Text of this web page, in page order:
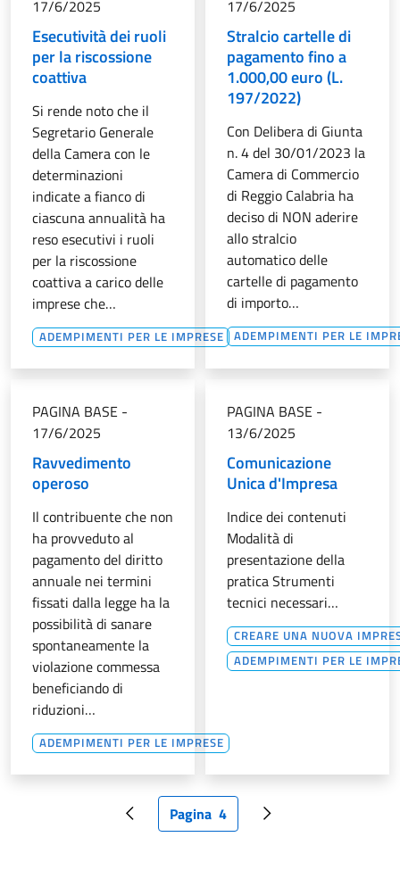
17/6/2025
Esecutività dei ruoli
per la riscossione
coattiva
Si rende noto che il
Segretario Generale
della Camera con le
determinazioni
indicate a fianco di
ciascuna annualità ha
reso esecutivi i ruoli
per la riscossione
coattiva a carico delle
imprese che…
ADEMPIMENTI PER LE IMPRESE
17/6/2025
Stralcio cartelle di
pagamento fino a
1.000,00 euro (L.
197/2022)
Con Delibera di Giunta
n. 4 del 30/01/2023 la
Camera di Commercio
di Reggio Calabria ha
deciso di NON aderire
allo stralcio
automatico delle
cartelle di pagamento
di importo…
ADEMPIMENTI PER LE
PAGINA BASE -
17/6/2025
Ravvedimento
operoso
Il contribuente che non
ha provveduto al
pagamento del diritto
annuale nei termini
fissati dalla legge ha la
possibilità di sanare
spontaneamente la
violazione commessa
beneficiando di
riduzioni…
ADEMPIMENTI PER LE IMPRESE
PAGINA BASE -
13/6/2025
Comunicazione
Unica d'Impresa
Indice dei contenuti
Modalità di
presentazione della
pratica Strumenti
tecnici necessari…
CREARE UNA NUOVA
ADEMPIMENTI PER LE
Pagina precedente
Pagina attuale
Pagina 4 Pagina successiva